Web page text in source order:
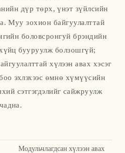
дүр төрх, үнэт зүйлсийн
Муу зохион байгуулалттай
боловсронгуй брэндийн
бууруулж болзошгүй;
хүлээн авах хэсэг
эхлэхээс өмнө хүмүүсийн
сэтгэгдэлийг сайжруулж
чадна.
Модульчлагдсан хүлээн авах